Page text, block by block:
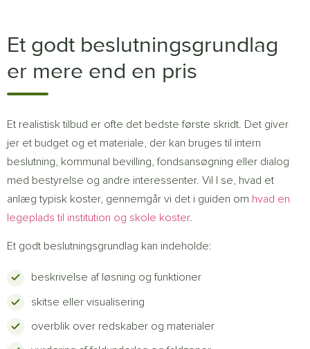
Et godt beslutningsgrundlag
er mere end en pris
Et realistisk tilbud er ofte det bedste første skridt. Det giver
jer et budget og et materiale, der kan bruges til intern
beslutning, kommunal bevilling, fondsansøgning eller dialog
med bestyrelse og andre interessenter. Vil I se, hvad et
anlæg typisk koster, gennemgår vi det i guiden om hvad en
legeplads til institution og skole koster.
Et godt beslutningsgrundlag kan indeholde:
beskrivelse af løsning og funktioner
skitse eller visualisering
overblik over redskaber og materialer